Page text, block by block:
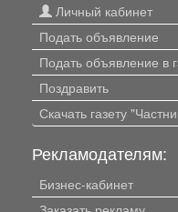
Личный кабинет
Подать объявление
Подать объявление в
Поздравить
Скачать газету
Рекламодателям:
Бизнес-кабинет